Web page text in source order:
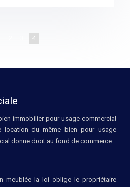
4
immobilier pour usage commercial
du même bien pour usage
donne droit au fond de commerce.
meublée la loi oblige le propriétaire